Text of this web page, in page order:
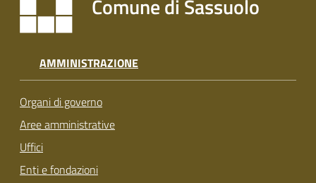
t
s
u
o
Comune di Sassuolo
AMMINISTRAZIONE
Organi di governo
Aree amministrative
Uffici
Enti e fondazioni